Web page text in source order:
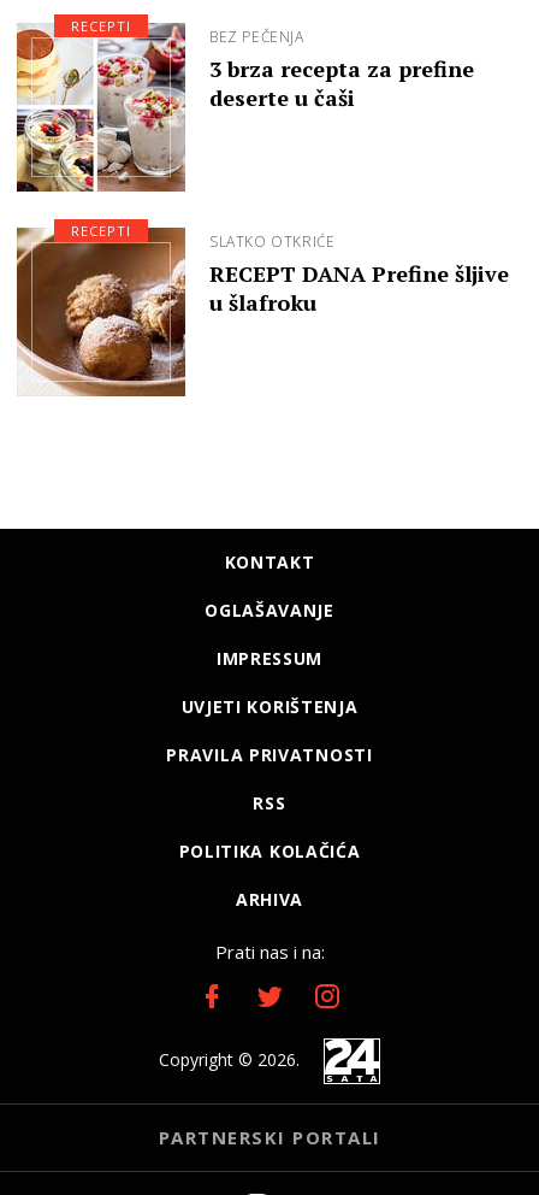
BEZ PEČENJA
3 brza recepta za prefine
deserte u čaši
RECEPTI
SLATKO OTKRIĆE
RECEPT DANA Prefine šljive
u šlafroku
RECEPTI
KONTAKT
OGLAŠAVANJE
IMPRESSUM
UVJETI KORIŠTENJA
PRAVILA PRIVATNOSTI
RSS
POLITIKA KOLAČIĆA
ARHIVA
Prati nas i na:
Copyright © 2026.
PARTNERSKI PORTALI